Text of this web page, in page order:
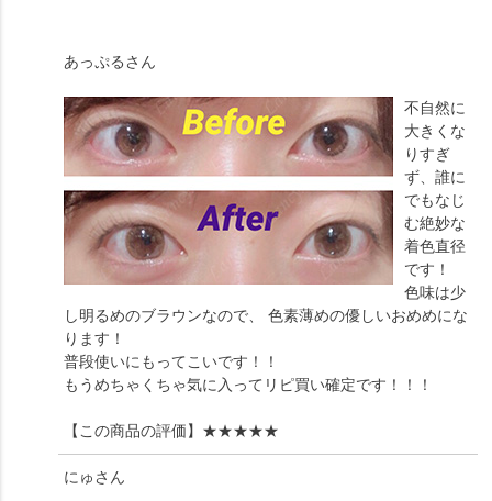
あっぷる さん
不自然に
大きくな
りすぎ
ず、誰に
でもなじ
む絶妙な
着色直径
です！
色味は少
し明るめのブラウンなので、 色素薄めの優しいおめめにな
ります！
普段使いにもってこいです！！
もうめちゃくちゃ気に入ってリピ買い確定です！！！
【この商品の評価】 ★★★★★
にゅ さん